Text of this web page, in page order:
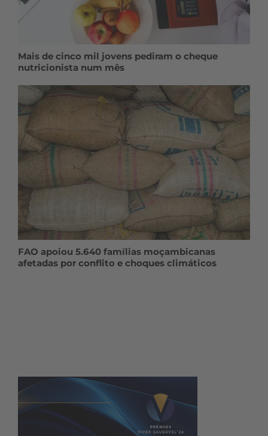
Mais de cinco mil jovens pediram o cheque
nutricionista num mês
FAO apoiou 5.640 famílias moçambicanas
afetadas por conflito e choques climáticos